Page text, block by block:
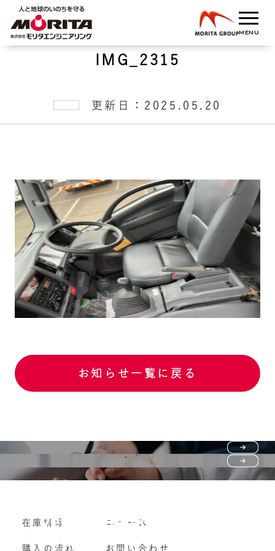
IMG_2315
更新日：2025.05.20
お知らせ一覧に戻る
購入の流れ
よくいただくご質問
Vehicle purchase
車両買い取り
在庫情報
購入の流れ
ニュース
お問い合わせ